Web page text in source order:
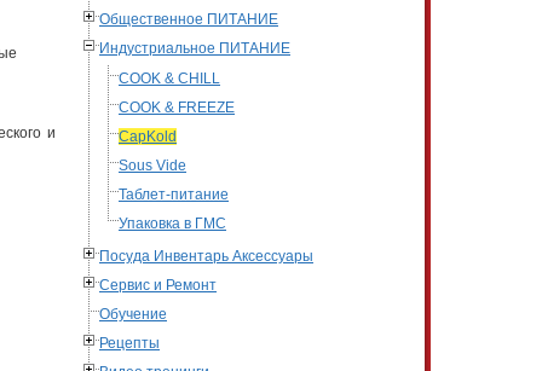
Общественное ПИТАНИЕ
Индустриальное ПИТАНИЕ
COOK & CHILL
COOK & FREEZE
CapKold
Sous Vide
Таблет-питание
Упаковка в ГМС
Посуда Инвентарь Аксессуары
Сервис и Ремонт
Обучение
Рецепты
и